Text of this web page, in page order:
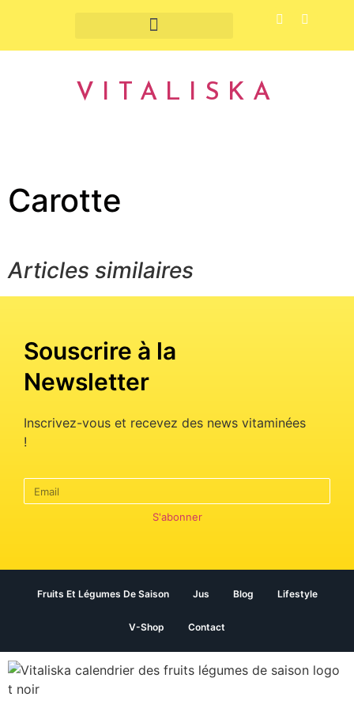
VITALISKA
Carotte
Articles similaires
Souscrire à la
Newsletter
Inscrivez-vous et recevez des news vitaminées
!
S'abonner
Fruits Et Légumes De Saison Jus Blog Lifestyle
V-Shop Contact